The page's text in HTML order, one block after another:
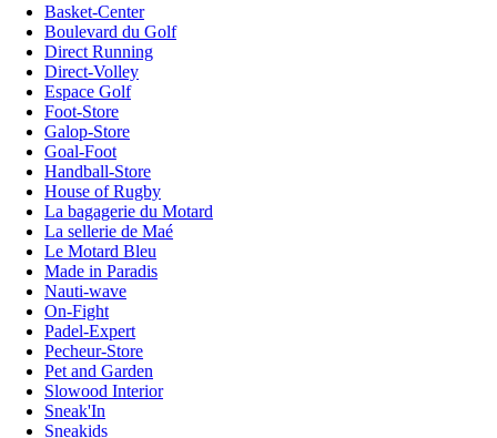
Basket-Center
Boulevard du Golf
Direct Running
Direct-Volley
Espace Golf
Foot-Store
Galop-Store
Goal-Foot
Handball-Store
House of Rugby
La bagagerie du Motard
La sellerie de Maé
Le Motard Bleu
Made in Paradis
Nauti-wave
On-Fight
Padel-Expert
Pecheur-Store
Pet and Garden
Slowood Interior
Sneak'In
Sneakids